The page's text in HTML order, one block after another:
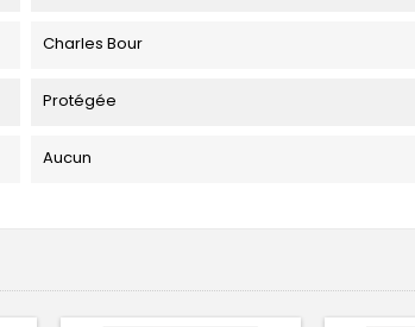
Charles Bour
Protégée
Aucun